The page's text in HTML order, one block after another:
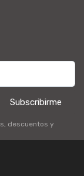
Subscribirme
descuentos y